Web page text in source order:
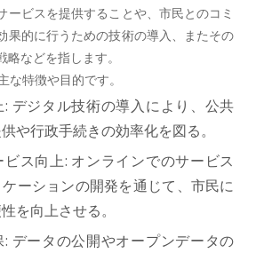
ービスを提供することや、市民とのコミ
果的に行うための技術の導入、またその
などを指します。
な特徴や目的です。
デジタル技術の導入により、公共
や行政手続きの効率化を図る。
ス向上: オンラインでのサービス
ーションの開発を通じて、市民に
を向上させる。
データの公開やオープンデータの